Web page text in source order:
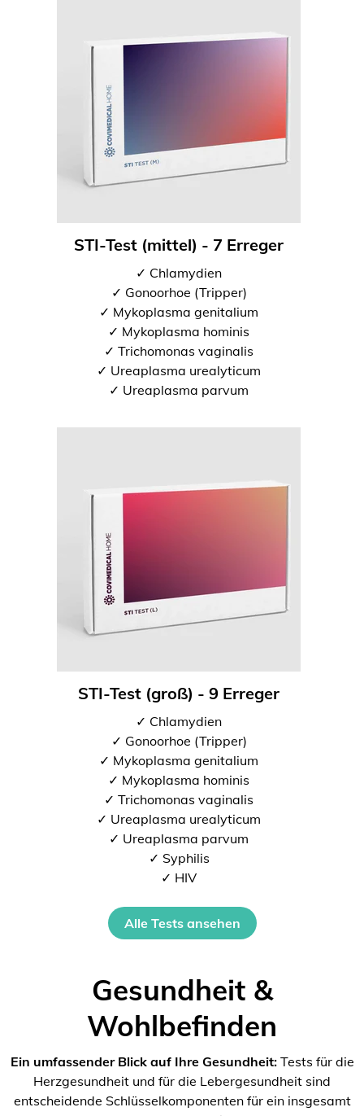
STI-Test (mittel) - 7 Erreger
✓ Chlamydien
✓ Gonoorhoe (Tripper)
✓ Mykoplasma genitalium
✓ Mykoplasma hominis
✓ Trichomonas vaginalis
✓ Ureaplasma urealyticum
✓ Ureaplasma parvum
STI-Test (groß) - 9 Erreger
✓ Chlamydien
✓ Gonoorhoe (Tripper)
✓ Mykoplasma genitalium
✓ Mykoplasma hominis
✓ Trichomonas vaginalis
✓ Ureaplasma urealyticum
✓ Ureaplasma parvum
✓ Syphilis
✓ HIV
Alle Tests ansehen
Gesundheit &
Wohlbefinden
Ein umfassender Blick auf Ihre Gesundheit:Tests für die
Herzgesundheit und für die Lebergesundheit sind
entscheidende Schlüsselkomponenten für ein insgesamt